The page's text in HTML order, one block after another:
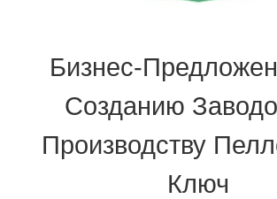
Бизнес-
Созданию
Производству
Ключ